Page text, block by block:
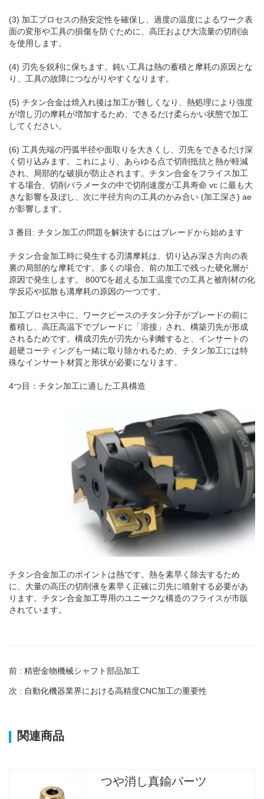
(3) 加工プロセスの熱安定性を確保し、過度の温度によるワーク表
面の変形や工具の損傷を防ぐために、高圧および大流量の切削油
を使用します。
(4) 刃先を鋭利に保ちます。鈍い工具は熱の蓄積と摩耗の原因とな
り、工具の故障につながりやすくなります。
(5) チタン合金は焼入れ後は加工が難しくなり、熱処理により強度
が増し刃の摩耗が増加するため、できるだけ柔らかい状態で加工
してください。
(6) 工具先端の円弧半径や面取りを大きくし、刃先をできるだけ深
く切り込みます。これにより、あらゆる点で切削抵抗と熱が軽減
され、局部的な破損が防止されます。チタン合金をフライス加工
する場合、切削パラメータの中で切削速度が工具寿命 vc に最も大
きな影響を及ぼし、次に半径方向の工具のかみ合い (加工深さ) ae
が影響します。
3 番目: チタン加工の問題を解決するにはブレードから始めます
チタン合金加工時に発生する刃溝摩耗は、切り込み深さ方向の表
裏の局部的な摩耗です。多くの場合、前の加工で残った硬化層が
原因で発生します。 800℃を超える加工温度での工具と被削材の化
学反応や拡散も溝摩耗の原因の一つです。
加工プロセス中に、ワークピースのチタン分子がブレードの前に
蓄積し、高圧高温下でブレードに「溶接」され、構築刃先が形成
されるためです。構成刃先が刃先から剥離すると、インサートの
超硬コーティングも一緒に取り除かれるため、チタン加工には特
殊なインサート材質と形状が必要になります。
4つ目：チタン加工に適した工具構造
チタン合金加工のポイントは熱です。熱を素早く除去するため
に、大量の高圧の切削液を素早く正確に刃先に噴射する必要があ
ります。チタン合金加工専用のユニークな構造のフライスが市販
されています。
前 : 精密金物機械シャフト部品加工
次 : 自動化機器業界における高精度CNC加工の重要性
関連商品
つや消し真鍮パーツ